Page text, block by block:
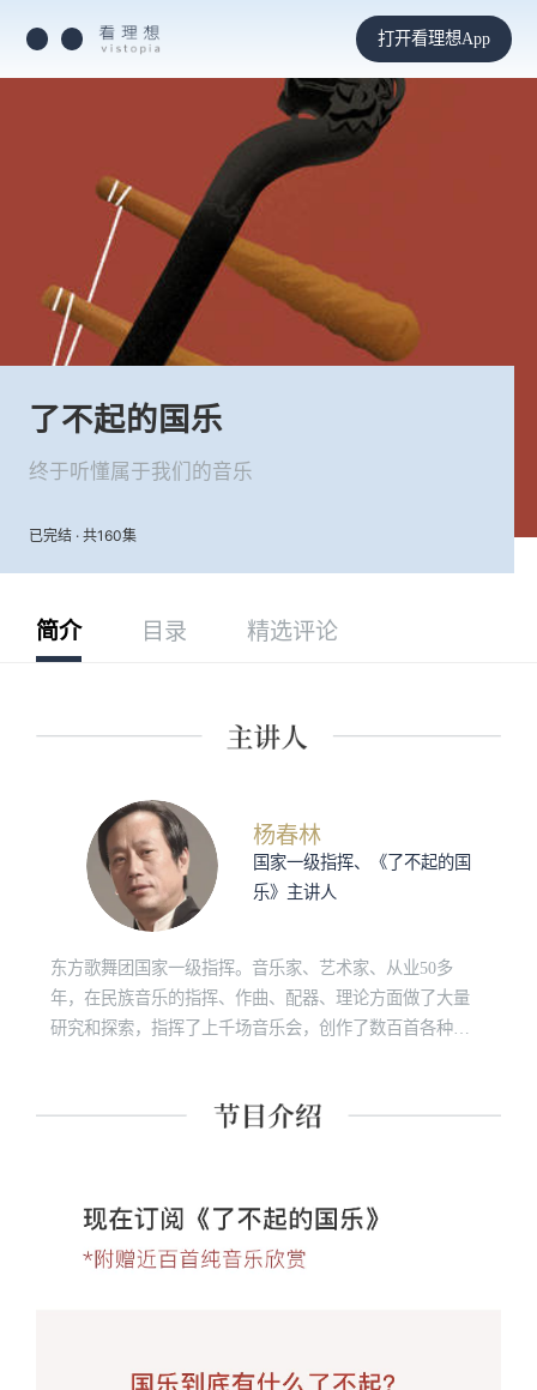
打开看理想App
了不起的国乐
终于听懂属于我们的音乐
已完结 · 共160集
简介 目录 精选评论
杨春林
国家一级指挥、《了不起的国
乐》主讲人
东方歌舞团国家一级指挥。音乐家、艺术家、从业50多
年，在民族音乐的指挥、作曲、配器、理论方面做了大量
研究和探索，指挥了上千场音乐会，创作了数百首各种类
稿。